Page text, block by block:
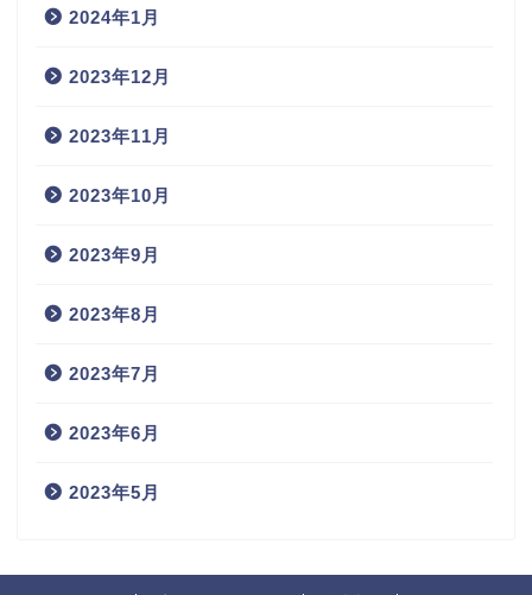
2024年1月
2023年12月
2023年11月
2023年10月
2023年9月
2023年8月
2023年7月
2023年6月
2023年5月